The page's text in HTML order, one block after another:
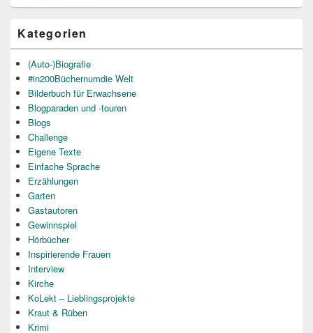
Kategorien
(Auto-)Biografie
#in200Büchernumdie Welt
Bilderbuch für Erwachsene
Blogparaden und -touren
Blogs
Challenge
Eigene Texte
Einfache Sprache
Erzählungen
Garten
Gastautoren
Gewinnspiel
Hörbücher
Inspirierende Frauen
Interview
Kirche
KoLekt – Lieblingsprojekte
Kraut & Rüben
Krimi